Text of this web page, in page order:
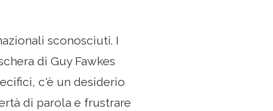
sconosciuti. I
di Guy Fawkes
c'è un desiderio
di parola e frustrare